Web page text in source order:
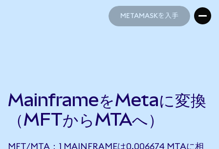
METAMASKを入手
MainframeをMetaに変換
（MFTからMTAへ）
MFT/MTA：1 MAINFRAMEは0.006674 MTAに相